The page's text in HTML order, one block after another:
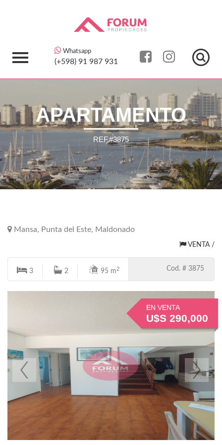
Whatsapp
(+598) 91 987 931
APARTAMENTO
REF.#3875
Mansa, Punta del Este, Maldonado
VENTA /
3 2 95 m 2 Cod. # 3875
EN VENTA
U$S 290,000